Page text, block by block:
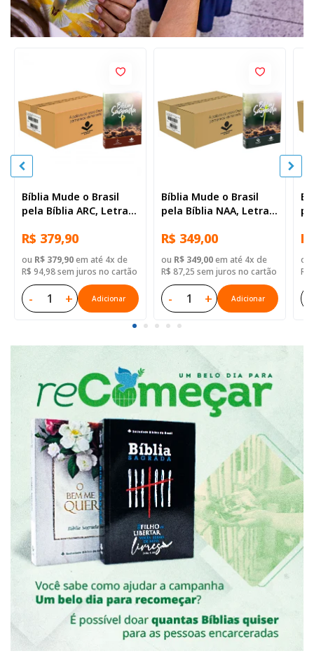
Bíblia Mude o Brasil
pela Bíblia ARC, Letra
— 52 Biblias
R$ 379,90
ou R$ 379,90em até 4x de
R$ 94,98 sem juros no cartão
- + Adicionar
Bíblia Mude o Brasil
pela Bíblia NAA, Letra
— Mude Brasil
R$ 349,00
ou R$ 349,00em até 4x de
R$ 87,25 sem juros no cartão
- + Adicionar
—
ou
R$